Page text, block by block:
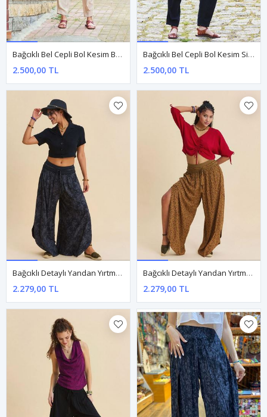
Bağcıklı Bel Cepli Bol Kesim Bej Kadın Otantik Şalvar Pantolon
2.500,00 TL
Bağcıklı Bel Cepli Bol Kesim Siyah Kadın Otantik Şalvar Pantolon
2.500,00 TL
Bağcıklı Detaylı Yandan Yırtmaçlı Antrasit Kadın Otantik Pantolon
2.279,00 TL
Bağcıklı Detaylı Yandan Yırtmaçlı Hardal Kadın Etnik Pantolon
2.279,00 TL